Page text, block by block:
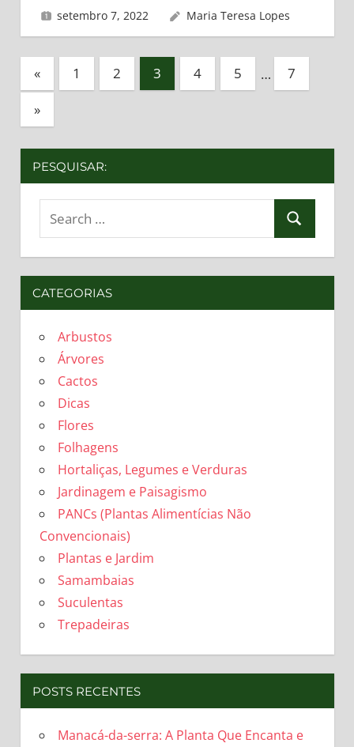
setembro 7, 2022 Maria Teresa Lopes
Paginação
de
posts
«Previous
Posts
1 2 3 4 5 …
7
Next
Posts
»
PESQUISAR:
Search
CATEGORIAS
Arbustos
Árvores
Cactos
Dicas
Flores
Folhagens
Hortaliças, Legumes e Verduras
Jardinagem e Paisagismo
PANCs (Plantas Alimentícias Não
Convencionais)
Plantas e Jardim
Samambaias
Suculentas
Trepadeiras
POSTS RECENTES
Manacá-da-serra: A Planta Que Encanta e